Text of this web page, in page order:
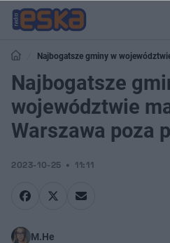
Najbogatsze gminy w
podium
Najbogatsze
województwie
Warszawa poza
2023-10-25 11:11
M.He